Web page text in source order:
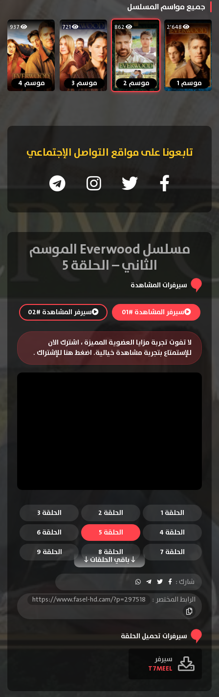
جميع مواسم المسلسل
2٬648
موسم 1
862
موسم 2
721
موسم 3
937
موسم 4
تابعونا على مواقع التواصل الإجتماعي
مسلسل Everwood الموسم
الثاني – الحلقة 5
سيرفرات المشاهدة
سيرفر المشاهدة #01 سيرفر المشاهدة #02
لا تفوت تجربة مزايا العضوية المميزة ، اشترك الان
للإستمتاع بتجربة مشاهدة خيالية. اضغط هنا للإشتراك .
الحلقة 1 الحلقة 2
الحلقة 3
الحلقة 4
الحلقة 5 الحلقة 6
باقي الحلقات
الحلقة 7 الحلقة 8
الحلقة 9
الحلقة 10
الحلقة 11
الحلقة 12
الحلقة 13
الحلقة 14
الحلقة 15
الحلقة 22
شارك :
الرابط المختصر :
https://www.fasel-hd.cam/?p=297518
سيرفرات تحميل الحلقة
سيرفر
T7MEEL